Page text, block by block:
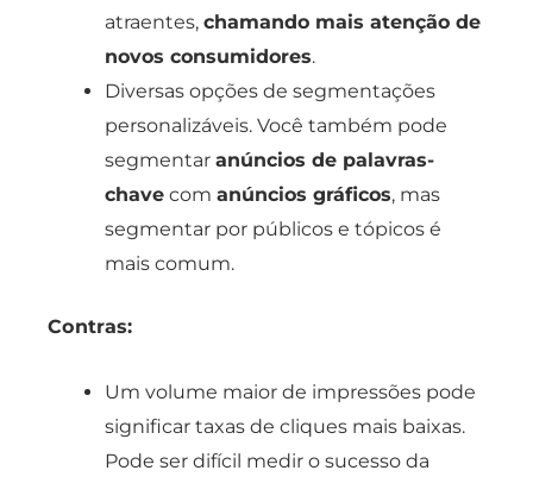
atraentes, chamando mais atenção de
novos consumidores.
Diversas opções de segmentações
personalizáveis. Você também pode
segmentar anúncios de palavras-
chave com anúncios gráficos, mas
segmentar por públicos e tópicos é
mais comum.
Contras:
Um volume maior de impressões pode
significar taxas de cliques mais baixas.
Pode ser difícil medir o sucesso da